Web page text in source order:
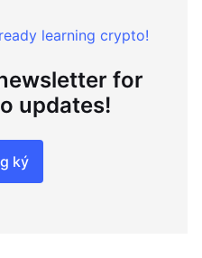
learning crypto!
for
updates!
ký